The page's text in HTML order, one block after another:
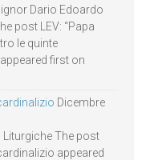
Dario Edoardo
post LEV: “Papa
le quinte
first on
Dicembre
Liturgiche The post
appeared